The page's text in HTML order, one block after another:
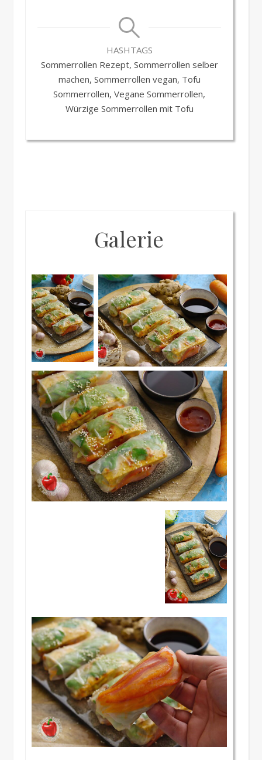
HASHTAGS
Sommerrollen Rezept, Sommerrollen selber
machen, Sommerrollen vegan, Tofu
Sommerrollen, Vegane Sommerrollen,
Würzige Sommerrollen mit Tofu